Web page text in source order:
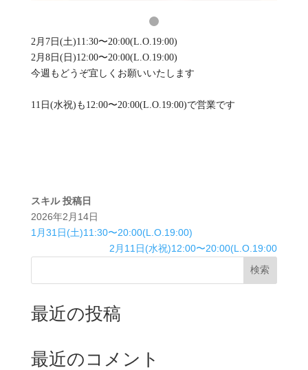
2月7日(土)11:30〜20:00(L.O.19:00)
2月8日(日)12:00〜20:00(L.O.19:00)
今週もどうぞ宜しくお願いいたします
11日(水祝)も12:00〜20:00(L.O.19:00)で営業です
スキル 投稿日
2026年2月14日
1月31日(土)11:30〜20:00(L.O.19:00)
2月11日(水祝)12:00〜20:00(L.O.19:00
検索
最近の投稿
最近のコメント